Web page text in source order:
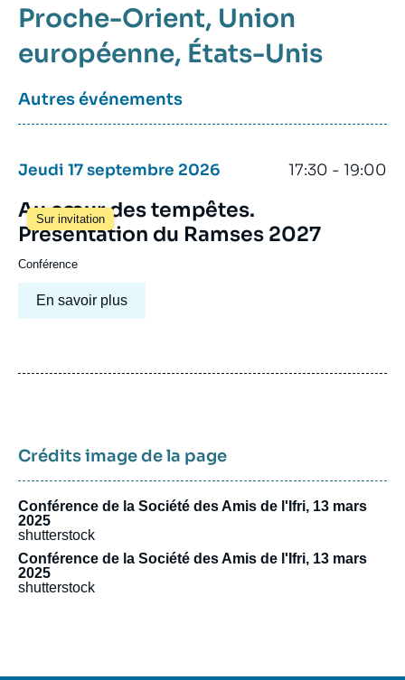
Proche-Orient Union
européenne États-Unis
Autres événements
Jeudi 17 septembre 2026 17:30 - 19:00
Sur invitation
Au cœur des tempêtes.
Présentation du Ramses 2027
Conférence
En savoir plus
Crédits image de la page
Conférence de la Société des Amis de l'Ifri, 13 mars
2025
shutterstock
Conférence de la Société des Amis de l'Ifri, 13 mars
2025
shutterstock